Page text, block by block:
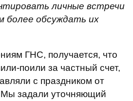
личные встречи
более обсуждать их
ГНС, получается, что
поили за частный счет,
с праздником от
задали уточняющий